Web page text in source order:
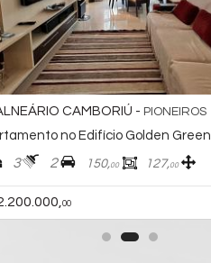
CAMBORIÚ - PIONEIROS
no Edifício Golden Green
3 2 150,00 127,00
00